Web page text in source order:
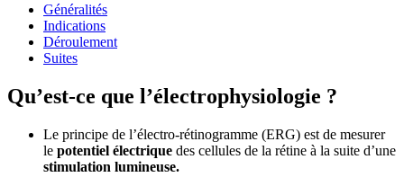
Généralités
Indications
Déroulement
Suites
Qu’est-ce que l’électrophysiologie ?
Le principe de l’électro-rétinogramme (ERG) est de mesurer
le potentiel électrique des cellules de la rétine à la suite d’une
stimulation lumineuse.